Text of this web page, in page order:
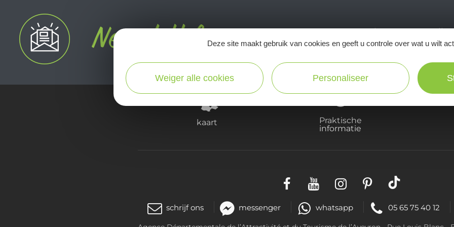
Ne manquez pas notre newsletter mensuelle
inspirer pour profiter pleinement de votre
kaart
Praktische
informatie
schrijf ons messenger whatsapp 05 65 75 40 12
Deze site maakt gebruik van cookies en geeft u controle over wat u wilt
Weiger alle cookies Personaliseer